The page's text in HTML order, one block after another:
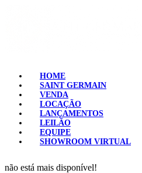
HOME
SAINT GERMAIN
VENDA
LOCAÇÃO
LANÇAMENTOS
LEILÃO
EQUIPE
SHOWROOM VIRTUAL
não está mais disponível!